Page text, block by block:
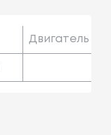
Двигатель